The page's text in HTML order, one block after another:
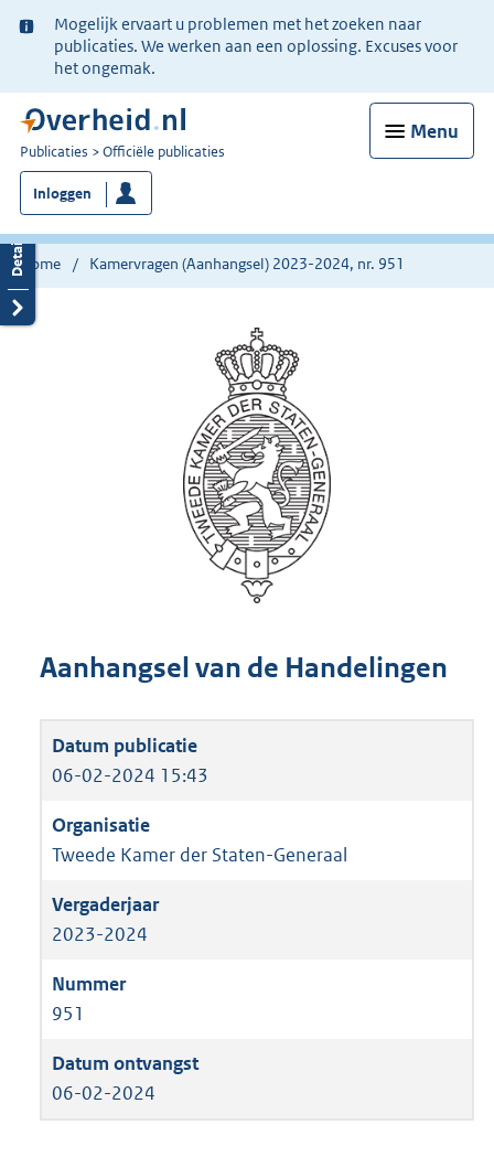
Ter
informatie:
Mogelijk ervaart u problemen met het zoeken naar
publicaties. We werken aan een oplossing. Excuses voor
het ongemak.
Menu
U
bent
nu
hier:
Publicaties Officiële publicaties
Inloggen
Home Kamervragen (Aanhangsel) 2023-2024, nr. 951
Aanhangsel van de Handelingen
06-02-2024 15:43
Tweede Kamer der Staten-Generaal
2023-2024
951
06-02-2024